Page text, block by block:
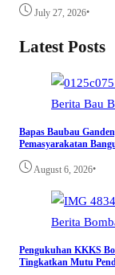
July 27, 2026•
Latest Posts
Berita Bau
Bapas Baubau
Pemasyarakatan
August 6, 2026•
Berita
Pengukuhan KKKS
Tingkatkan Mutu